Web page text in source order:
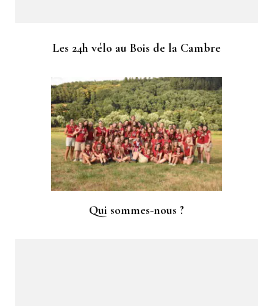
Les 24h vélo au Bois de la Cambre
Qui sommes-nous ?